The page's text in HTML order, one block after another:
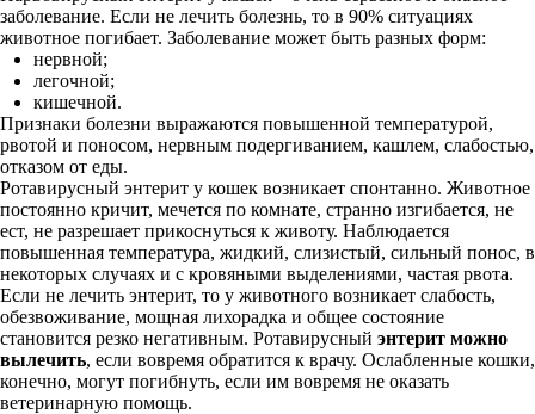
заболевание. Если не лечить болезнь, то в 90% ситуациях
животное погибает. Заболевание может быть разных форм:
нервной;
легочной;
кишечной.
Признаки болезни выражаются повышенной температурой,
рвотой и поносом, нервным подергиванием, кашлем, слабостью,
отказом от еды.
Ротавирусный энтерит у кошек возникает спонтанно. Животное
постоянно кричит, мечется по комнате, странно изгибается, не
ест, не разрешает прикоснуться к животу. Наблюдается
повышенная температура, жидкий, слизистый, сильный понос, в
некоторых случаях и с кровяными выделениями, частая рвота.
Если не лечить энтерит, то у животного возникает слабость,
обезвоживание, мощная лихорадка и общее состояние
становится резко негативным. Ротавирусный энтерит можно
вылечить, если вовремя обратится к врачу. Ослабленные кошки,
конечно, могут погибнуть, если им вовремя не оказать
ветеринарную помощь.